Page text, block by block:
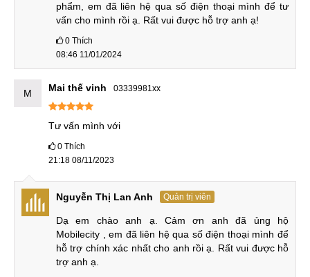
Máy tính bảng Xiaoxin Pad Pro bản 2022 sở hữu màn hình
11.2 inch với tấm nền OLED cao cấp cho khả năng tái tạo
hình hình, nội dụng tuyệt vời với độ tương phản cao.
Với độ sáng 600nits cho người dùng thoải mái sử dụng
trong nhiều điều kiện ánh sáng khác nhau. Màn hình này có
tần số quét 120Hz cho khả năng vuốt chạm vô cùng nhanh
hình lên tới 1536 x 2560 px cho ra mật độ điểm ảnh lên tới
266 PPI giúp tái tạo hình ảnh sắc nét, từ đó không gây hại
mắt cho người dùng.
Hai sự lựa chọn chip
phẩm, em đã liên hệ qua số điện thoại mình để tư
vấn cho mình rồi ạ. Rất vui được hỗ trợ anh ạ!
0 Thích
08:46 11/01/2024
M Mai thế vinh 03339981xx
Tư vấn mình với
0 Thích
21:18 08/11/2023
Nguyễn Thị Lan Anh Quản trị viên
Dạ em chào anh ạ. Cảm ơn anh đã ủng hộ
Mobilecity , em đã liên hệ qua số điện thoại mình để
hỗ trợ chính xác nhất cho anh rồi ạ. Rất vui được hỗ
trợ anh ạ.